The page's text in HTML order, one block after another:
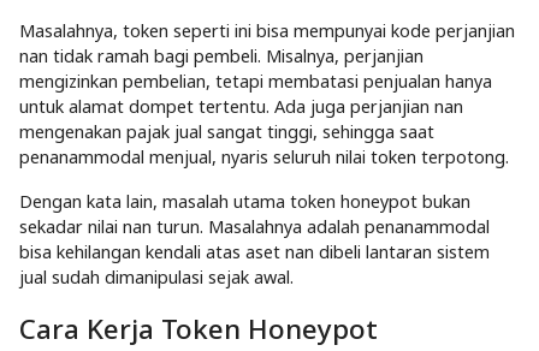
Masalahnya, token seperti ini bisa mempunyai kode perjanjian
nan tidak ramah bagi pembeli. Misalnya, perjanjian
mengizinkan pembelian, tetapi membatasi penjualan hanya
untuk alamat dompet tertentu. Ada juga perjanjian nan
mengenakan pajak jual sangat tinggi, sehingga saat
penanammodal menjual, nyaris seluruh nilai token terpotong.
Dengan kata lain, masalah utama token honeypot bukan
sekadar nilai nan turun. Masalahnya adalah penanammodal
bisa kehilangan kendali atas aset nan dibeli lantaran sistem
jual sudah dimanipulasi sejak awal.
Cara Kerja Token Honeypot